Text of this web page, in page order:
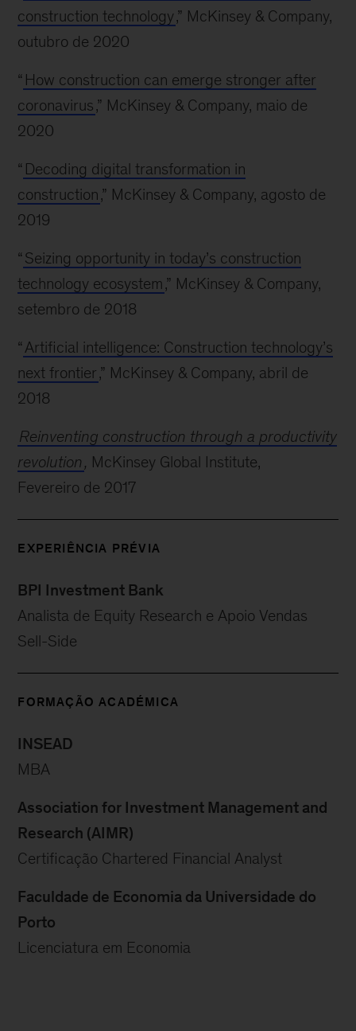
construction technology,” McKinsey & Company,
outubro de 2020
“ How construction can emerge stronger after
coronavirus,” McKinsey & Company, maio de
2020
“ Decoding digital transformation in
construction,” McKinsey & Company, agosto de
2019
“ Seizing opportunity in today’s construction
technology ecosystem,” McKinsey & Company,
setembro de 2018
“ Artificial intelligence: Construction technology’s
next frontier,” McKinsey & Company, abril de
2018
Reinventing construction through a productivity
revolution , McKinsey Global Institute,
Fevereiro de 2017
EXPERIÊNCIA PRÉVIA
BPI Investment Bank
Analista de Equity Research e Apoio Vendas
Sell-Side
FORMAÇÃO ACADÉMICA
INSEAD
MBA
Association for Investment Management and
Research (AIMR)
Certificação Chartered Financial Analyst
Faculdade de Economia da Universidade do
Porto
Licenciatura em Economia